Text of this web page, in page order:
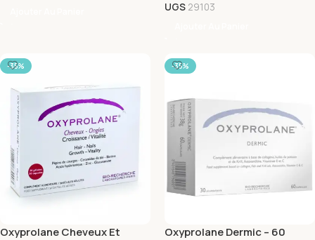
UGS 29103
-35%
Oxyprolane Cheveux Et
-35%
Oxyprolane Dermic – 60